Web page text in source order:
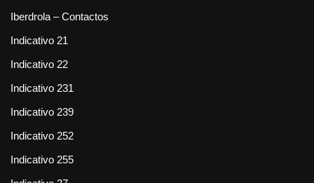
Iberdrola – Contactos
Indicativo 21
Indicativo 22
Indicativo 231
Indicativo 239
Indicativo 252
Indicativo 255